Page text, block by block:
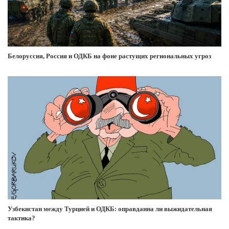
Белоруссия, Россия и ОДКБ на фоне растущих региональных угроз
Узбекистан между Турцией и ОДКБ: оправданна ли выжидательная
тактика?